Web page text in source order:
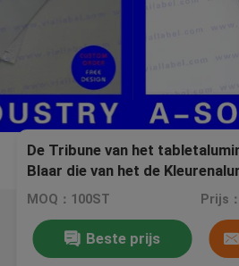
De Tribune van het
Blaar die van het de
de Zwarte zak van de de
MOQ：100ST Prijs
Beste prijs